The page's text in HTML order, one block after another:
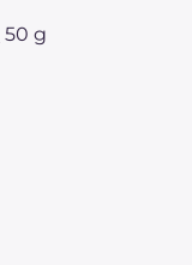
50 g